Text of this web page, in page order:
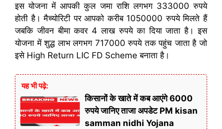
इस योजना में आपकी कुल जमा राशि लगभग 333000 रुपये
होती है। मैच्योरिटी पर आपको करीब 1050000 रुपये मिलते हैं
जबकि जीवन बीमा कवर 4 लाख रुपये का दिया जाता है। इस
योजना में शुद्ध लाभ लगभग 717000 रुपये तक पहुंच जाता है जो
इसे High Return LIC FD Scheme बनाता है।
यह भी पढ़े:
किसानों के खाते में कब आएंगे 6000
रुपये जानिए ताजा अपडेट PM kisan
samman nidhi Yojana